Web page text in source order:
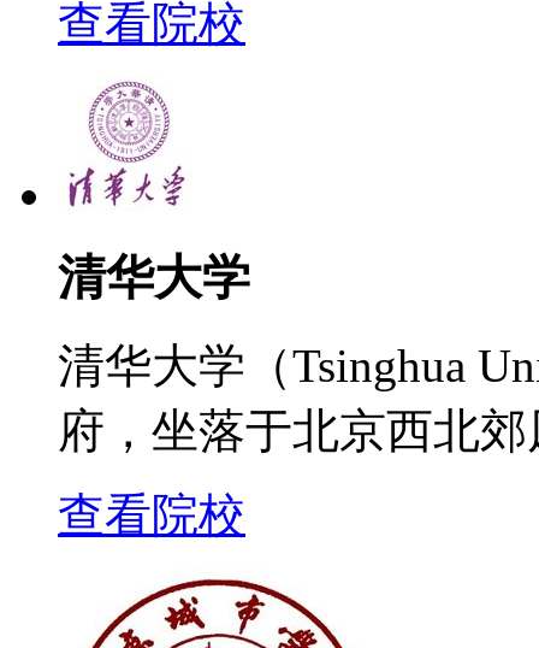
查看院校
清华大学
清华大学（Tsinghua
府，坐落于北京西北
查看院校